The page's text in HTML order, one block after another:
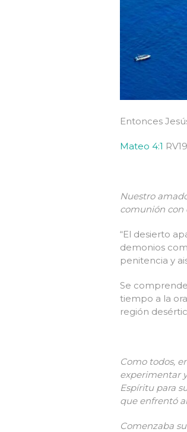
Entonces
Mateo 4:1
Nuestro
comunión con
“El desierto
demonios
penitencia y
Se
tiempo a la
región
Como todos,
experimentar
Espíritu para
que enfrentó
Comenzaba